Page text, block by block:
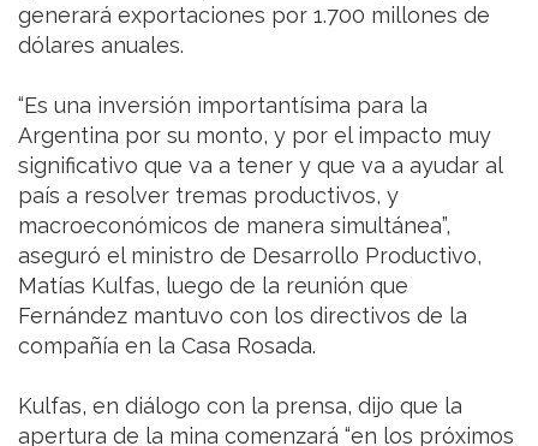
generará exportaciones por 1.700 millones de
dólares anuales.
“Es una inversión importantísima para la
Argentina por su monto, y por el impacto muy
significativo que va a tener y que va a ayudar al
país a resolver tremas productivos, y
macroeconómicos de manera simultánea”,
aseguró el ministro de Desarrollo Productivo,
Matías Kulfas, luego de la reunión que
Fernández mantuvo con los directivos de la
compañía en la Casa Rosada.
Kulfas, en diálogo con la prensa, dijo que la
apertura de la mina comenzará “en los próximos